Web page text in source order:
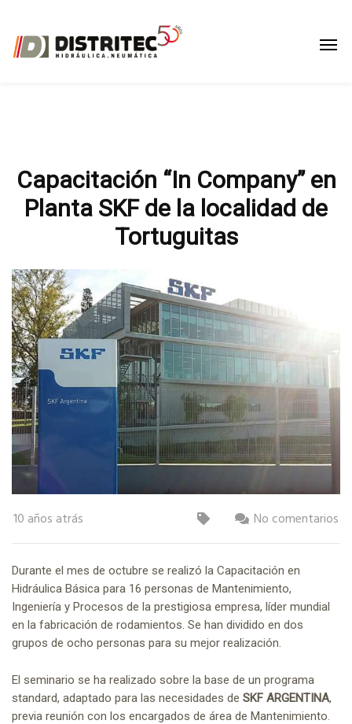
Capacitación “In Company” en
Planta SKF de la localidad de
Tortuguitas
10 años atrás No comentarios
Durante el mes de octubre se realizó la Capacitación en
Hidráulica Básica para 16 personas de Mantenimiento,
Ingeniería y Procesos de la prestigiosa empresa, líder mundial
en la fabricación de rodamientos. Se han dividido en dos
grupos de ocho personas para su mejor realización.
El seminario se ha realizado sobre la base de un programa
standard, adaptado para las necesidades de SKF ARGENTINA,
previa reunión con los encargados de área de Mantenimiento.